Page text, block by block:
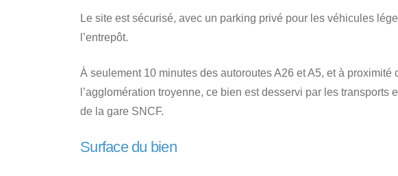
Le site est sécurisé, avec un parking privé pour les véhicules
l’entrepôt.
À seulement 10 minutes des autoroutes A26 et A5, et à
l’agglomération troyenne, ce bien est desservi par les transports
de la gare SNCF.
Surface du bien